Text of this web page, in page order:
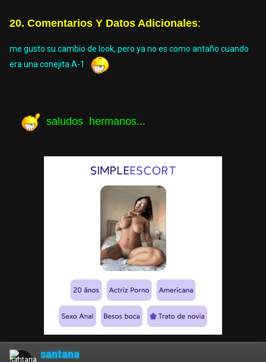
20. Comentarios Y Datos Adicionales:
me gusto su cambio de look, pero ya no es como antaño cuando
era una conejita A-1
saludos hermanos...
santana